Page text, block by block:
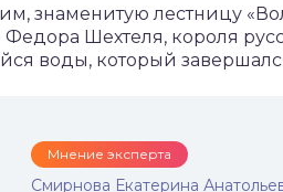
знаменитую лестницу
Шехтеля, короля
воды, который
Мнение эксперта
Смирнова Екатерина